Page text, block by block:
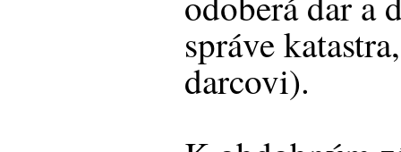
správe
darcovi).